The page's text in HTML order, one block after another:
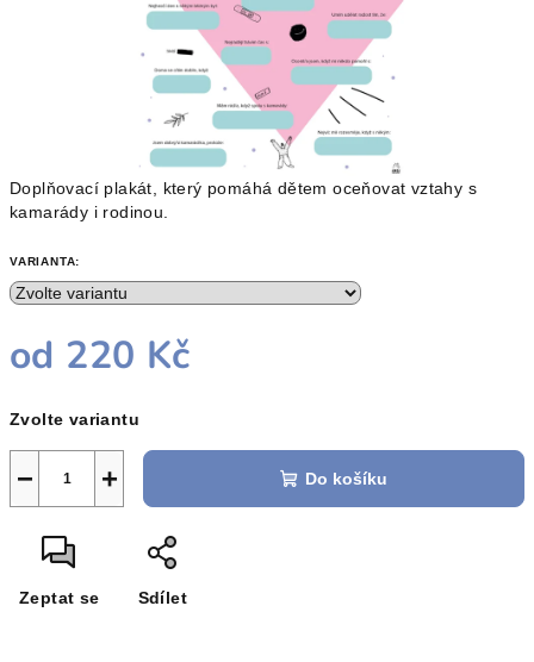
Doplňovací plakát, který pomáhá dětem oceňovat vztahy s
kamarády i rodinou.
VARIANTA:
od 220 Kč
cena:
Zvolte variantu
+
− Do košíku
Zeptat se Sdílet